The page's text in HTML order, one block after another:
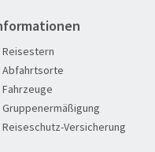
Reisestern
Abfahrtsorte
Fahrzeuge
Gruppenermäßigung
Reiseschutz-Versicherung